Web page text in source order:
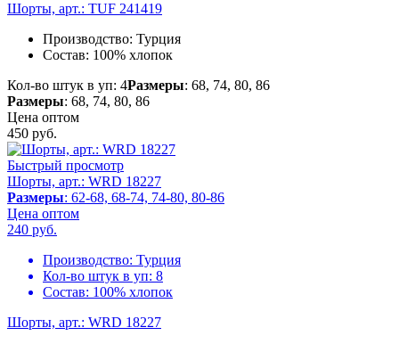
Шорты, арт.: TUF 241419
Производство: Турция
Состав: 100% хлопок
Кол-во штук в уп: 4Размеры: 68, 74, 80, 86
Размеры: 68, 74, 80, 86
Цена оптом
450 руб.
Быстрый просмотр
Шорты, арт.: WRD 18227
Размеры: 62-68, 68-74, 74-80, 80-86
Цена оптом
240 руб.
Производство: Турция
Кол-во штук в уп: 8
Состав: 100% хлопок
Шорты, арт.: WRD 18227